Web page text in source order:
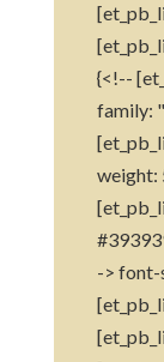
{<!--
family:
weight:
-> font-